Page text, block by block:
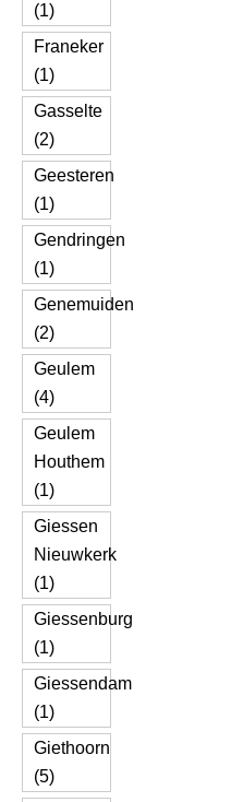
(1)
Franeker
(1)
Gasselte
(2)
Geesteren
(1)
Gendringen
(1)
Genemuiden
(2)
Geulem
(4)
Geulem
Houthem
(1)
Giessen
Nieuwkerk
(1)
Giessenburg
(1)
Giessendam
(1)
Giethoorn
(5)